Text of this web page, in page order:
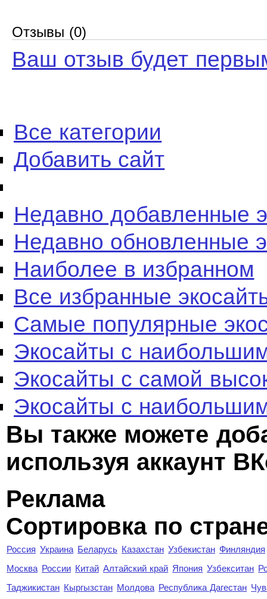
Отзывы (0)
Ваш отзыв будет
Все категории
Добавить сайт
Недавно добавленные
Недавно обновленные
Наиболее в избранном
Все избранные
Самые популярные
Экосайты с
Экосайты с самой
Экосайты с
Вы также можете
используя аккаунт
Реклама
Сортировка по
Россия Украина Беларусь Казахстан Узбекистан Финляндия
Москва России Китай Алтайский край Япония Узбекситан
Таджикистан Кыргызстан Молдова Республика Дагестан